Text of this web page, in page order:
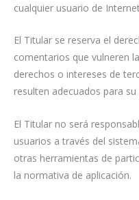
cualquier usuario de
El Titular se reserva el
comentarios que vulneren
derechos o intereses de
resulten adecuados para su
El Titular no será
usuarios a través del
otras herramientas de
la normativa de aplicación.